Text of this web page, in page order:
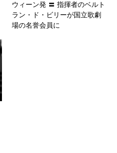
ウィーン発 〓 指揮者のベルト
ラン・ド・ビリーが国立歌劇
場の名誉会員に